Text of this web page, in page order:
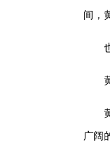
间，
广阔